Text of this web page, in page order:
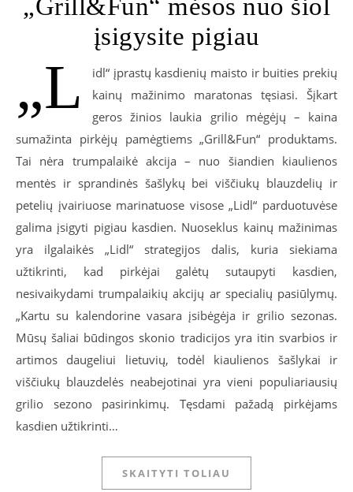
„Grill&Fun“ mėsos nuo šiol
įsigysite pigiau
„L
idl“ įprastų kasdienių maisto ir buities prekių
kainų mažinimo maratonas tęsiasi. Šįkart
geros žinios laukia grilio mėgėjų – kaina
sumažinta pirkėjų pamėgtiems „Grill&Fun“ produktams.
Tai nėra trumpalaikė akcija – nuo šiandien kiaulienos
mentės ir sprandinės šašlykų bei viščiukų blauzdelių ir
petelių įvairiuose marinatuose visose „Lidl“ parduotuvėse
galima įsigyti pigiau kasdien. Nuoseklus kainų mažinimas
yra ilgalaikės „Lidl“ strategijos dalis, kuria siekiama
užtikrinti, kad pirkėjai galėtų sutaupyti kasdien,
nesivaikydami trumpalaikių akcijų ar specialių pasiūlymų.
„Kartu su kalendorine vasara įsibėgėja ir grilio sezonas.
Mūsų šaliai būdingos skonio tradicijos yra itin svarbios ir
artimos daugeliui lietuvių, todėl kiaulienos šašlykai ir
viščiukų blauzdelės neabejotinai yra vieni populiariausių
grilio sezono pasirinkimų. Tęsdami pažadą pirkėjams
kasdien užtikrinti…
SKAITYTI TOLIAU